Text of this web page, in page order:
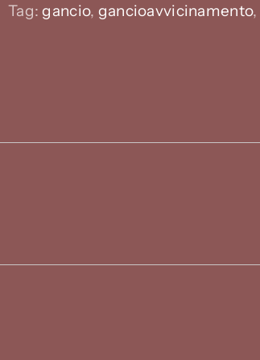
Tag:gancio, gancioavvicinamento,